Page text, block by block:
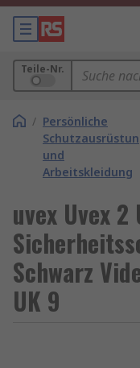
Teile-Nr.
/ Persönliche
und
Arbeitskleidung
uvex Uvex 2
Schwarz
UK 9